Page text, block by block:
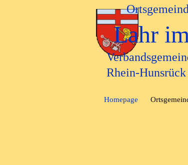
Lahr
Rhein-
Homepage